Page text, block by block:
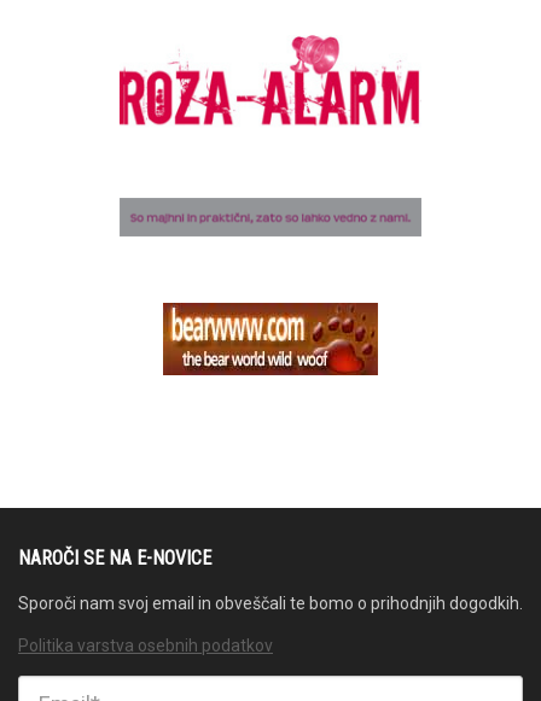
NAROČI SE NA E-NOVICE
Sporoči nam svoj email in obveščali te bomo o prihodnjih dogodkih.
Politika varstva osebnih podatkov